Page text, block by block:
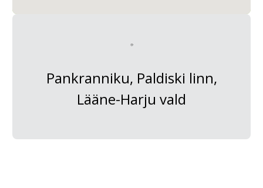
Pankranniku, Paldiski linn,
Lääne-Harju vald